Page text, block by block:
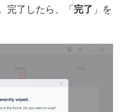
完了したら、「完了 」を